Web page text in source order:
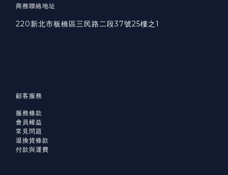
商務聯絡地址
220新北市板橋區三民路二段37號25樓之1
顧客服務
服務條款
會員權益
常見問題
退換貨條款
付款與運費